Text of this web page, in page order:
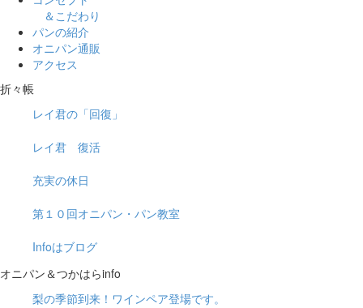
＆こだわり
パンの紹介
オニパン通販
アクセス
折々帳
レイ君の「回復」
レイ君 復活
充実の休日
第１０回オニパン・パン教室
Infoはブログ
オニパン＆つかはらinfo
梨の季節到来！ワインペア登場です。